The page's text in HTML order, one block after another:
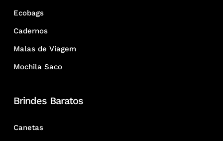
Ecobags
Cadernos
Malas de Viagem
Mochila Saco
Brindes Baratos
Canetas